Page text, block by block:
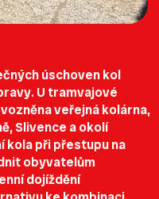
úschoven kol
U tramvajové
veřejná kolárna,
Slivence a okolí
kola při přestupu na
obyvatelům
dojíždění